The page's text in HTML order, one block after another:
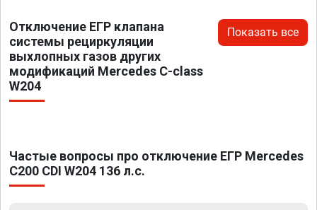
Отключение ЕГР клапана
системы рециркуляции
выхлопных газов других
модификаций Mercedes C-class
W204
Показать все
Частые вопросы про отключение ЕГР Mercedes
C200 CDI W204 136 л.с.